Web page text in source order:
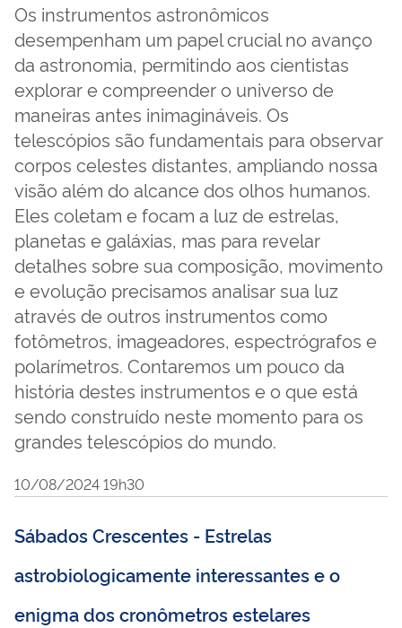
Os instrumentos astronômicos
desempenham um papel crucial no avanço
da astronomia, permitindo aos cientistas
explorar e compreender o universo de
maneiras antes inimagináveis. Os
telescópios são fundamentais para observar
corpos celestes distantes, ampliando nossa
visão além do alcance dos olhos humanos.
Eles coletam e focam a luz de estrelas,
planetas e galáxias, mas para revelar
detalhes sobre sua composição, movimento
e evolução precisamos analisar sua luz
através de outros instrumentos como
fotômetros, imageadores, espectrógrafos e
polarímetros. Contaremos um pouco da
história destes instrumentos e o que está
sendo construído neste momento para os
grandes telescópios do mundo.
10/08/2024 19h30
Sábados Crescentes - Estrelas
astrobiologicamente interessantes e o
enigma dos cronômetros estelares